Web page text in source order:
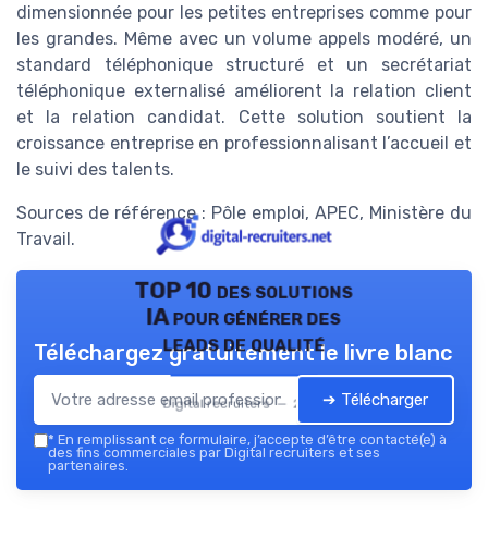
dimensionnée pour les petites entreprises comme pour
les grandes. Même avec un volume appels modéré, un
standard téléphonique structuré et un secrétariat
téléphonique externalisé améliorent la relation client
et la relation candidat. Cette solution soutient la
croissance entreprise en professionnalisant l’accueil et
le suivi des talents.
Sources de référence : Pôle emploi, APEC, Ministère du
Travail.
TOP 10 des solutions
IA pour générer des
leads de qualité
Digital recruiters — 2026
Téléchargez gratuitement le livre blanc
➔ Télécharger
* En remplissant ce formulaire, j’accepte d’être contacté(e) à
des fins commerciales par Digital recruiters et ses
partenaires.